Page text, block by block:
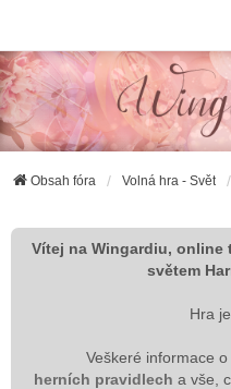
Obsah fóra Volná hra - Svět
Vítej na Wingardiu, online
světem
Hra je
Veškeré informace
herních pravidlech a vše,